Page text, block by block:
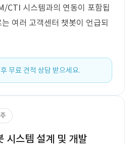
CTI 시스템과의 연동이 포함됩
여러 고객센터 챗봇이 언급되
무료 견적 상담 받으세요.
시스템 설계 및 개발